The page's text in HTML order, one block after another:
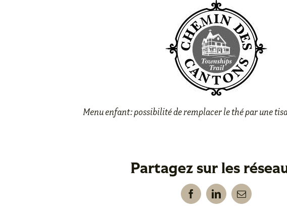
Menu enfant: possibilité de remplacer le thé parune
Partagez sur les
FacebookLinkedInEmail